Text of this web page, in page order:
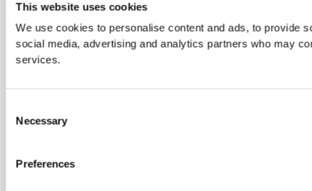
This website uses cookies
We use cookies to personalise content and ads, to provide
social media, advertising and analytics partners who may
services.
Selection
Necessary
Preferences